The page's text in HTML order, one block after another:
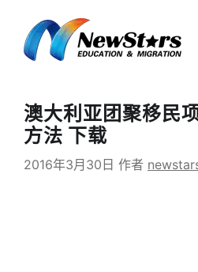
澳大利亚团聚移民
方法 下载
2016年3月30日 作者